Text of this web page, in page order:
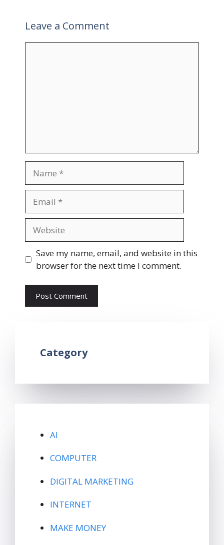
Leave a Comment
Save my name, email, and website in this
browser for the next time I comment.
Category
AI
COMPUTER
DIGITAL MARKETING
INTERNET
MAKE MONEY